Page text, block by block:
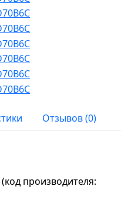
Отзывов (0)
(код производителя: